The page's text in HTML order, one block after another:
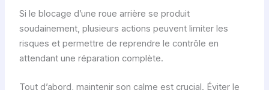
Si le blocage d’une roue arrière se produit
soudainement, plusieurs actions peuvent limiter les
risques et permettre de reprendre le contrôle en
attendant une réparation complète.
Tout d’abord, maintenir son calme est crucial. Éviter le